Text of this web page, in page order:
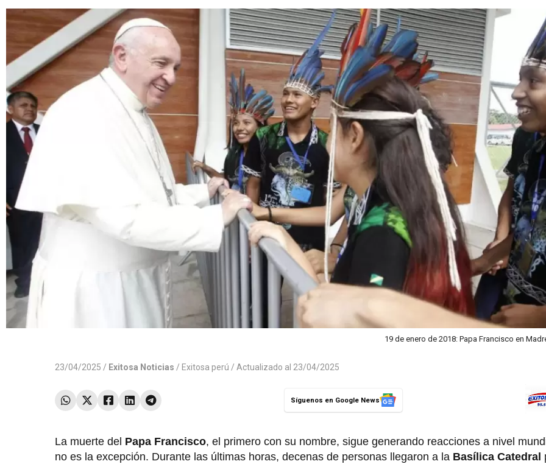
19 de enero de 2018: Papa Francisco en
23/04/2025 / Exitosa Noticias / Exitosa perú / Actualizado al 23/04/2025
Síguenos en Google News
La muerte del Papa Francisco, el primero con su nombre, sigue generando reacciones a nivel
no es la excepción. Durante las últimas horas, decenas de personas llegaron a la Basílica Catedral